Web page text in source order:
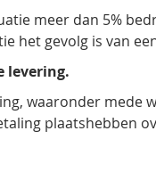
meer dan 5%
het gevolg is van
levering.
waaronder mede
plaatshebben